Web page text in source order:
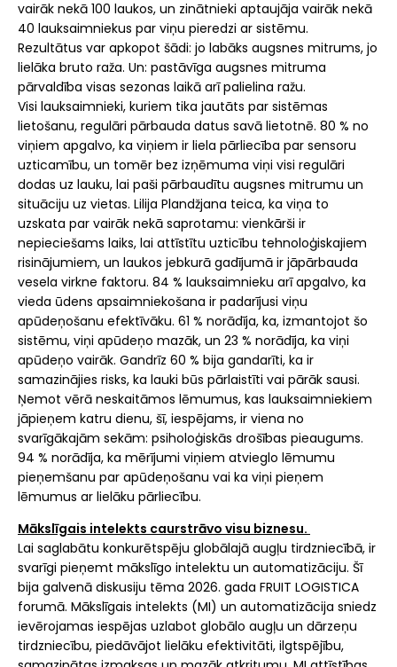
vairāk nekā 100 laukos, un zinātnieki aptaujāja vairāk nekā
40 lauksaimniekus par viņu pieredzi ar sistēmu.
Rezultātus var apkopot šādi: jo labāks augsnes mitrums, jo
lielāka bruto raža. Un: pastāvīga augsnes mitruma
pārvaldība visas sezonas laikā arī palielina ražu.
Visi lauksaimnieki, kuriem tika jautāts par sistēmas
lietošanu, regulāri pārbauda datus savā lietotnē. 80 % no
viņiem apgalvo, ka viņiem ir liela pārliecība par sensoru
uzticamību, un tomēr bez izņēmuma viņi visi regulāri
dodas uz lauku, lai paši pārbaudītu augsnes mitrumu un
situāciju uz vietas. Lilija Plandžjana teica, ka viņa to
uzskata par vairāk nekā saprotamu: vienkārši ir
nepieciešams laiks, lai attīstītu uzticību tehnoloģiskajiem
risinājumiem, un laukos jebkurā gadījumā ir jāpārbauda
vesela virkne faktoru. 84 % lauksaimnieku arī apgalvo, ka
vieda ūdens apsaimniekošana ir padarījusi viņu
apūdeņošanu efektīvāku. 61 % norādīja, ka, izmantojot šo
sistēmu, viņi apūdeņo mazāk, un 23 % norādīja, ka viņi
apūdeņo vairāk. Gandrīz 60 % bija gandarīti, ka ir
samazinājies risks, ka lauki būs pārlaistīti vai pārāk sausi.
Ņemot vērā neskaitāmos lēmumus, kas lauksaimniekiem
jāpieņem katru dienu, šī, iespējams, ir viena no
svarīgākajām sekām: psiholoģiskās drošības pieaugums.
94 % norādīja, ka mērījumi viņiem atvieglo lēmumu
pieņemšanu par apūdeņošanu vai ka viņi pieņem
lēmumus ar lielāku pārliecību.
Mākslīgais intelekts caurstrāvo visu biznesu.
Lai saglabātu konkurētspēju globālajā augļu tirdzniecībā, ir
svarīgi pieņemt mākslīgo intelektu un automatizāciju. Šī
bija galvenā diskusiju tēma 2026. gada FRUIT LOGISTICA
forumā. Mākslīgais intelekts (MI) un automatizācija sniedz
ievērojamas iespējas uzlabot globālo augļu un dārzeņu
tirdzniecību, piedāvājot lielāku efektivitāti, ilgtspējību,